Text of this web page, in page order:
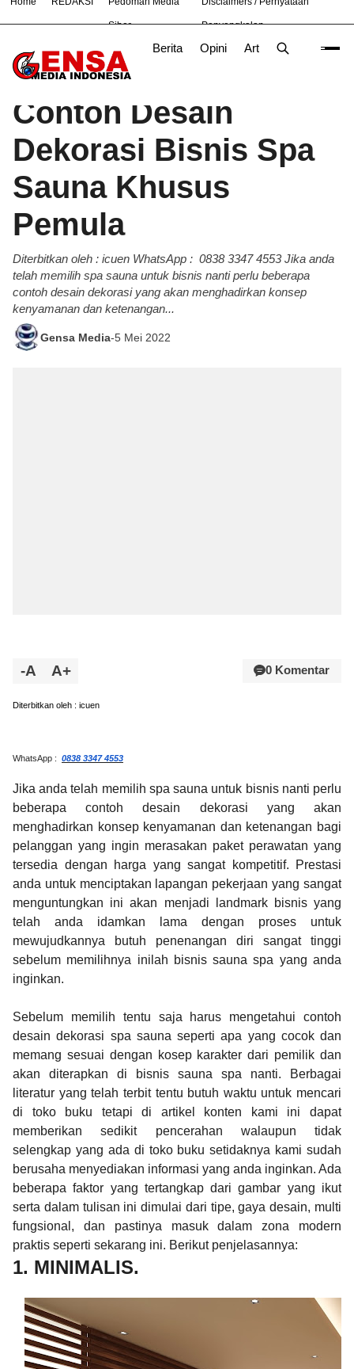
Siber Penyangkalan
Berita Opini Artikel
# Bekasi Nasional News OLAHRAGA TNI
Beranda/Ekonomi
Contoh Desain
Dekorasi Bisnis Spa
Sauna Khusus
Pemula
Diterbitkan oleh : icuen WhatsApp : 0838 3347 4553 Jika anda
telah memilih spa sauna untuk bisnis nanti perlu beberapa
contoh desain dekorasi yang akan menghadirkan konsep
kenyamanan dan ketenangan...
Gensa Media-5 Mei 2022
-A A+ 0 Komentar
Diterbitkan oleh : icuen
WhatsApp : 0838 3347 4553
Jika anda telah memilih spa sauna untuk bisnis nanti perlu
beberapa contoh desain dekorasi yang akan
menghadirkan konsep kenyamanan dan ketenangan bagi
pelanggan yang ingin merasakan paket perawatan yang
tersedia dengan harga yang sangat kompetitif. Prestasi
anda untuk menciptakan lapangan pekerjaan yang sangat
menguntungkan ini akan menjadi landmark bisnis yang
telah anda idamkan lama dengan proses untuk
mewujudkannya butuh penenangan diri sangat tinggi
sebelum memilihnya inilah bisnis sauna spa yang anda
inginkan.
Sebelum memilih tentu saja harus mengetahui contoh
desain dekorasi spa sauna seperti apa yang cocok dan
memang sesuai dengan kosep karakter dari pemilik dan
akan diterapkan di bisnis sauna spa nanti. Berbagai
literatur yang telah terbit tentu butuh waktu untuk mencari
di toko buku tetapi di artikel konten kami ini dapat
memberikan sedikit pencerahan walaupun tidak
selengkap yang ada di toko buku setidaknya kami sudah
berusaha menyediakan informasi yang anda inginkan. Ada
beberapa faktor yang tertangkap dari gambar yang ikut
serta dalam tulisan ini dimulai dari tipe, gaya desain, multi
fungsional, dan pastinya masuk dalam zona modern
praktis seperti sekarang ini. Berikut penjelasannya:
1. MINIMALIS.